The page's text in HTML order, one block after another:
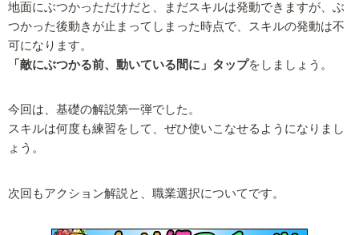
地面にぶつかっただけだと、まだスキルは発動できますが、ぶ
つかった後動きが止まってしまった時点で、スキルの発動は不
可になります。
「敵にぶつかる前、動いている間に」タップをしましょう。
今回は、基礎の解説第一弾でした。
スキルは何度も練習をして、ぜひ使いこなせるようになりまし
ょう。
次回もアクション解説と、職業選択についてです。